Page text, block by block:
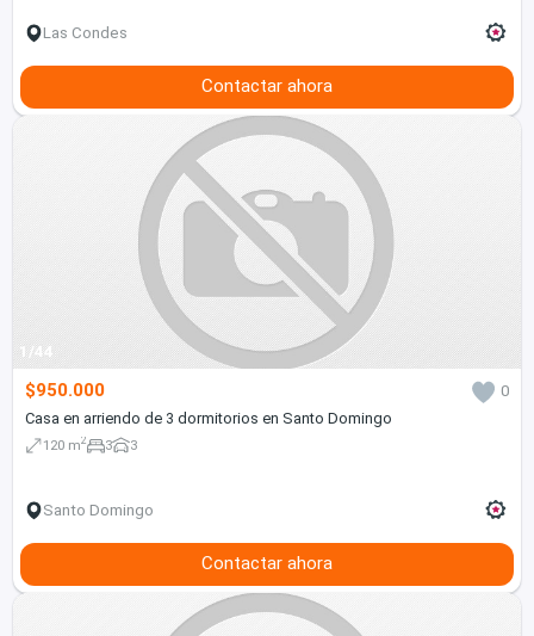
Las Condes
Contactar ahora
1/44
$950.000
0
Casa en arriendo de 3 dormitorios en Santo Domingo
120 m2 3 3
Santo Domingo
Contactar ahora